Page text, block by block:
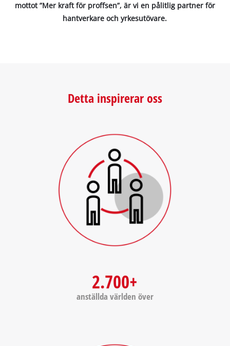
mottot ”Mer kraft för proffsen”, är vi en pålitlig partner för
hantverkare och yrkesutövare.
Detta inspirerar oss
2.700+
anställda världen över